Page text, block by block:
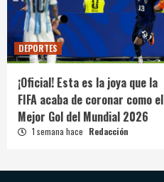
DEPORTES
¡Oficial! Esta es la joya que la
FIFA acaba de coronar como el
Mejor Gol del Mundial 2026
1 semana hace Redacción